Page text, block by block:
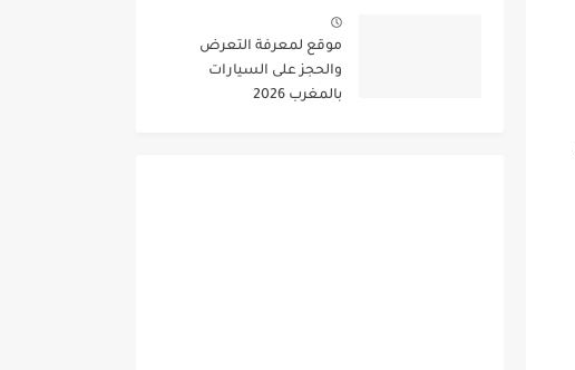
موقع لمعرفة التعرض
والحجز على السيارات
بالمغرب 2026